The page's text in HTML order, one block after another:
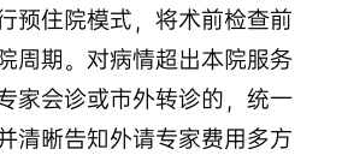
预住院模式，将术前检查前
周期。对病情超出本院服务
家会诊或市外转诊的，统一
清晰告知外请专家费用多方